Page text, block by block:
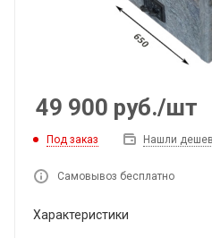
49 900 руб./шт
Под заказ Нашли
Самовывоз бесплатно
Характеристики